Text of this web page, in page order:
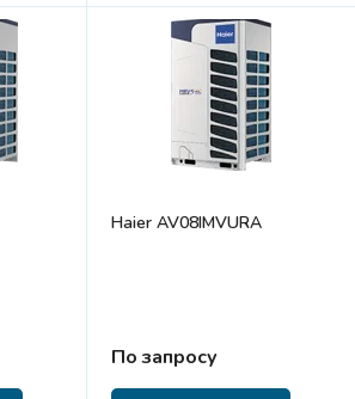
Haier AV08IMVURA
По запросу